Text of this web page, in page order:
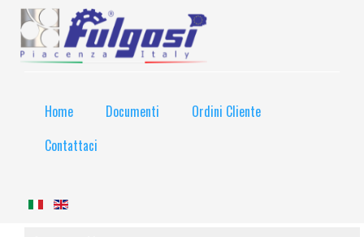
Home Documenti
Ordini Cliente
Contattaci